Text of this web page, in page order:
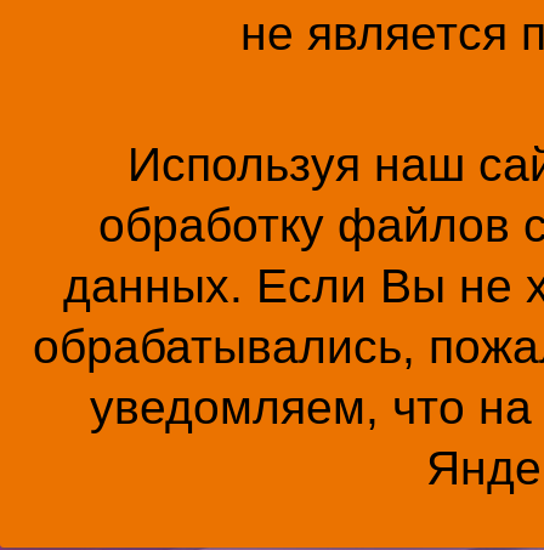
не является
Используя наш
обработку файлов
данных. Если Вы не
обрабатывались,
уведомляем, что на